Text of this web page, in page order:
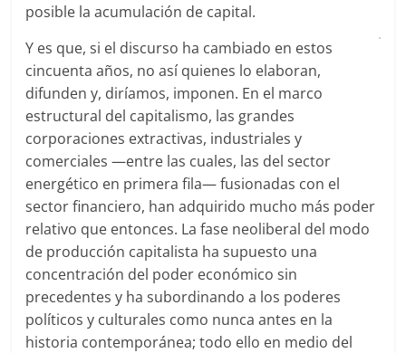
posible la acumulación de capital.
Y es que, si el discurso ha cambiado en estos
cincuenta años, no así quienes lo elaboran,
difunden y, diríamos, imponen. En el marco
estructural del capitalismo, las grandes
corporaciones extractivas, industriales y
comerciales —entre las cuales, las del sector
energético en primera fila— fusionadas con el
sector financiero, han adquirido mucho más poder
relativo que entonces. La fase neoliberal del modo
de producción capitalista ha supuesto una
concentración del poder económico sin
precedentes y ha subordinando a los poderes
políticos y culturales como nunca antes en la
historia contemporánea; todo ello en medio del